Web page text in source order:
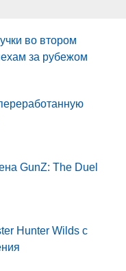
во втором
за рубежом
GunZ: The Duel
Hunter Wilds с